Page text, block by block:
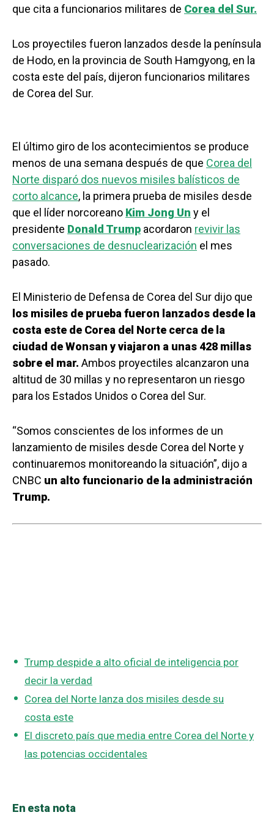
que cita a funcionarios militares de Corea del Sur.
Los proyectiles fueron lanzados desde la península
de Hodo, en la provincia de South Hamgyong, en la
costa este del país, dijeron funcionarios militares
de Corea del Sur.
El último giro de los acontecimientos se produce
menos de una semana después de que Corea del
Norte disparó dos nuevos misiles balísticos de
corto alcance, la primera prueba de misiles desde
que el líder norcoreano Kim Jong Un y el
presidente Donald Trump acordaron revivir las
conversaciones de desnuclearización el mes
pasado.
El Ministerio de Defensa de Corea del Sur dijo que
los misiles de prueba fueron lanzados desde la
costa este de Corea del Norte cerca de la
ciudad de Wonsan y viajaron a unas 428 millas
sobre el mar. Ambos proyectiles alcanzaron una
altitud de 30 millas y no representaron un riesgo
para los Estados Unidos o Corea del Sur.
“Somos conscientes de los informes de un
lanzamiento de misiles desde Corea del Norte y
continuaremos monitoreando la situación”, dijo a
CNBC un alto funcionario de la administración
Trump.
Trump despide a alto oficial de inteligencia por
decir la verdad
Corea del Norte lanza dos misiles desde su
costa este
El discreto país que media entre Corea del Norte y
las potencias occidentales
En esta nota